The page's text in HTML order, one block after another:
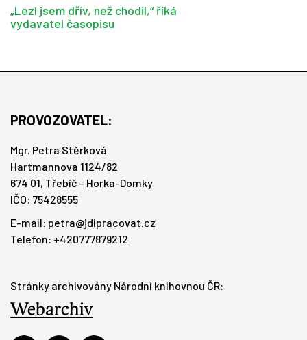
„Lezl jsem dřív, než chodil,“ říká
vydavatel časopisu
PROVOZOVATEL:
Mgr. Petra Stěrková
Hartmannova 1124/82
674 01, Třebíč – Horka-Domky
IČO: 75428555
E-mail: petra@jdipracovat.cz
Telefon: +420777879212
Stránky archivovány Národní knihovnou ČR: